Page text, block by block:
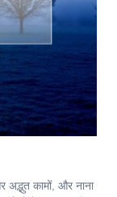
अद्भुत कामों, और नाना